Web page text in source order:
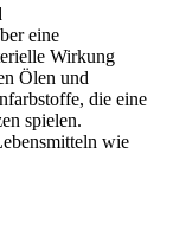
eine
Wirkung
Ölen und
die eine
spielen.
wie